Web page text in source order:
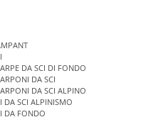
DA SCI DI FONDO
DA SCI
DA SCI ALPINO
DA SCI ALPINISMO
DA FONDO